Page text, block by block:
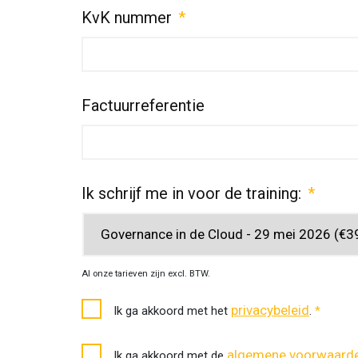
KvK nummer *
Factuurreferentie
Ik schrijf me in voor de training: *
Al onze tarieven zijn excl. BTW.
Toestemming
Ik ga akkoord met het privacybeleid. *
algemene